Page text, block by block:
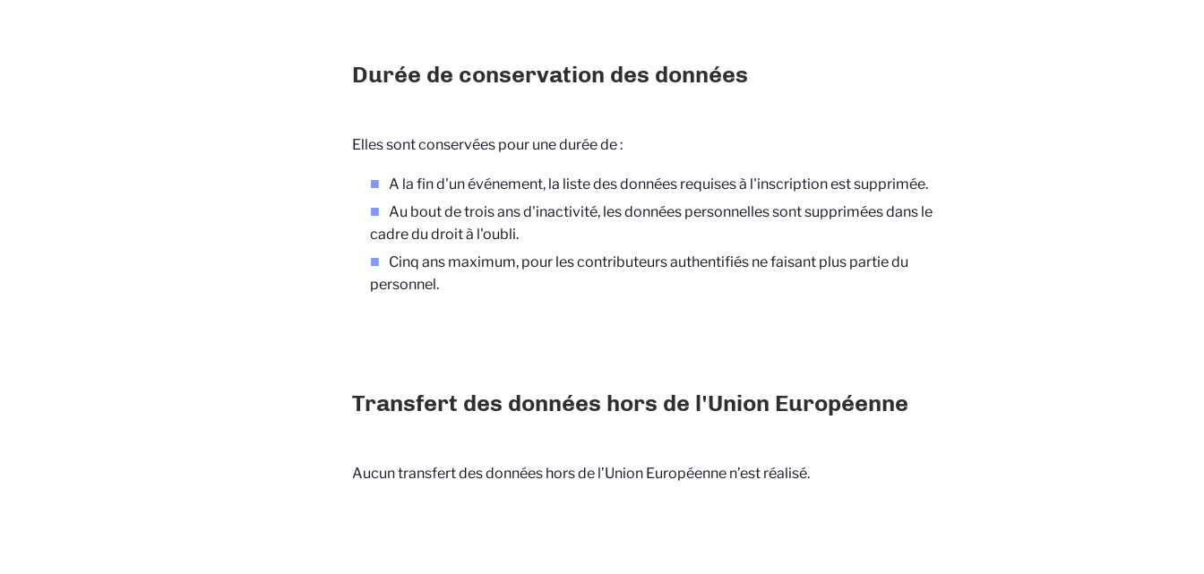
Durée de conservation des données
Elles sont conservées pour une durée de :
A la fin d'un événement, la liste des données requises à l'inscription est supprimée.
Au bout de trois ans d'inactivité, les données personnelles sont supprimées dans le
cadre du droit à l'oubli.
Cinq ans maximum, pour les contributeurs authentifiés ne faisant plus partie du
personnel.
Transfert des données hors de l'Union Européenne
Aucun transfert des données hors de l’Union Européenne n’est réalisé.